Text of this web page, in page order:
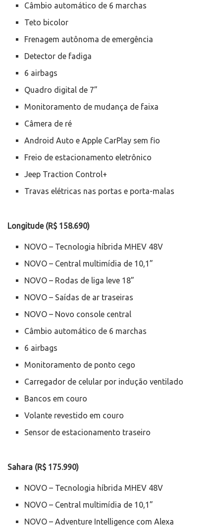
Câmbio automático de 6 marchas
Teto bicolor
Frenagem autônoma de emergência
Detector de fadiga
6 airbags
Quadro digital de 7”
Monitoramento de mudança de faixa
Câmera de ré
Android Auto e Apple CarPlay sem fio
Freio de estacionamento eletrônico
Jeep Traction Control+
Travas elétricas nas portas e porta-malas
Longitude (R$ 158.690)
NOVO – Tecnologia híbrida MHEV 48V
NOVO – Central multimídia de 10,1”
NOVO – Rodas de liga leve 18”
NOVO – Saídas de ar traseiras
NOVO – Novo console central
Câmbio automático de 6 marchas
6 airbags
Monitoramento de ponto cego
Carregador de celular por indução ventilado
Bancos em couro
Volante revestido em couro
Sensor de estacionamento traseiro
Sahara (R$ 175.990)
NOVO – Tecnologia híbrida MHEV 48V
NOVO – Central multimídia de 10,1”
NOVO – Adventure Intelligence com Alexa